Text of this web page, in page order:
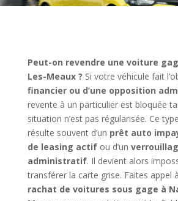
Peut-on revendre une voiture
Les-Meaux ? Si votre véhicule fait
financier ou d’une opposition
revente à un particulier est bloquée
situation n’est pas régularisée. Ce
résulte souvent d’un prêt auto
de leasing actifou d’un
administratif. Il devient alors
transférer la carte grise. Faites appel
rachat de voitures sous gage à